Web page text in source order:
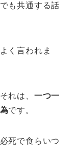
も共通する話
く言われま
れは、 一つ一
です。
死で食らいつ